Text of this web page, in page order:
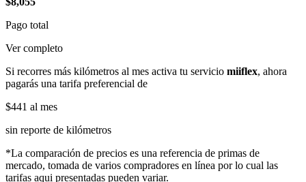
Pago total
Ver completo
Si recorres más kilómetros al mes activa tu servicio miiflex, ahora
pagarás una tarifa preferencial de
$441 al mes
sin reporte de kilómetros
*La comparación de precios es una referencia de primas de
mercado, tomada de varios compradores en línea por lo cual las
tarifas aqui presentadas pueden variar.